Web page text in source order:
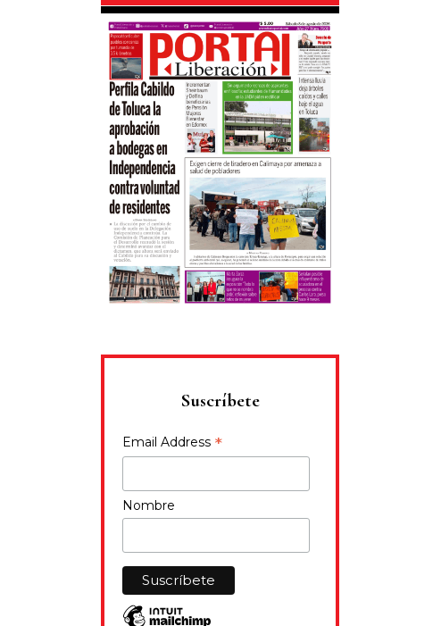
Suscríbete
Email Address *
Nombre